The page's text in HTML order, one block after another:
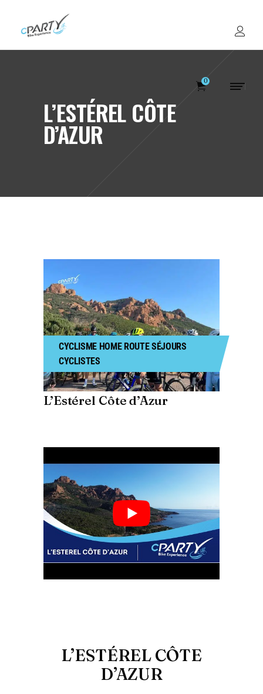
0
L’ESTÉREL CÔTE
D’AZUR
CYCLISME HOME ROUTE SÉJOURS
CYCLISTES
L’Estérel Côte d’Azur
L’ESTÉREL CÔTE
D’AZUR